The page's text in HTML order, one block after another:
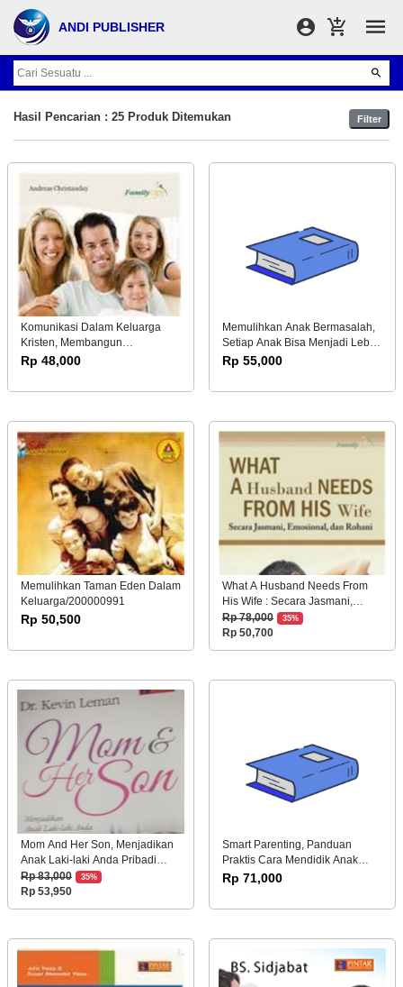
ANDI PUBLISHER
Filter
Hasil Pencarian : 25 Produk Ditemukan
Komunikasi Dalam Keluarga
Kristen, Membangun
Komunikasi Yang Efektif Dan
Rp 48,000
Memulihkan Anak Bermasalah,
Setiap Anak Bisa Menjadi Lebih
Baik
Rp 55,000
Memulihkan Taman Eden Dalam
Keluarga/200000991
Rp 50,500
What A Husband Needs From
His Wife : Secara Jasmani,
Emosional, dan
Rohani/202276709
Rp 78,000 35%
Rp 50,700
Mom And Her Son, Menjadikan
Anak Laki-laki Anda Pribadi
Yang Luar Biasa
Rp 83,000 35%
Rp 53,950
Smart Parenting, Panduan
Praktis Cara Mendidik Anak
dengan Cerdas Tanpa Stress
Rp 71,000